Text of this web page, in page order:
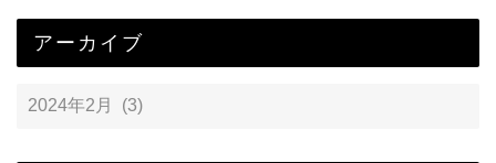
アーカイブ